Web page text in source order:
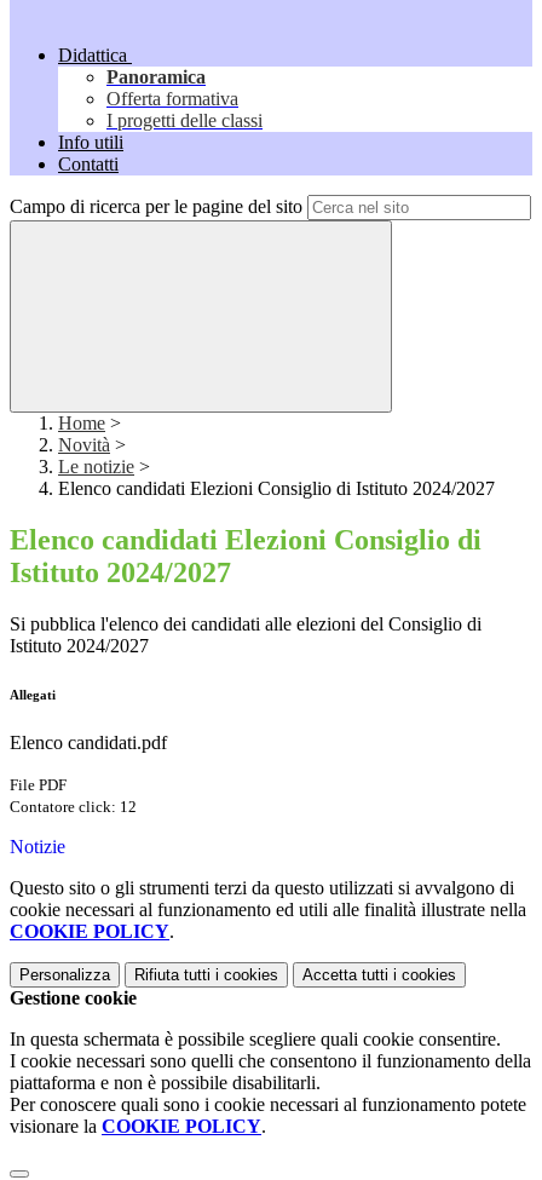
Didattica
Panoramica
Offerta formativa
I progetti delle classi
Info utili
Contatti
Campo di ricerca per le pagine del sito
Home >
Novità >
Le notizie >
Elenco candidati Elezioni Consiglio di Istituto 2024/2027
Elenco candidati Elezioni Consiglio di
Istituto 2024/2027
Si pubblica l'elenco dei candidati alle elezioni del Consiglio di
Istituto 2024/2027
Allegati
Elenco candidati.pdf
File PDF
Contatore click: 12
Notizie
Questo sito o gli strumenti terzi da questo utilizzati si avvalgono di
cookie necessari al funzionamento ed utili alle finalità illustrate nella
COOKIE POLICY.
Personalizza Rifiuta tutti i cookies Accetta tutti i cookies
Gestione cookie
In questa schermata è possibile scegliere quali cookie consentire.
I cookie necessari sono quelli che consentono il funzionamento della
piattaforma e non è possibile disabilitarli.
Per conoscere quali sono i cookie necessari al funzionamento potete
visionare la COOKIE POLICY.